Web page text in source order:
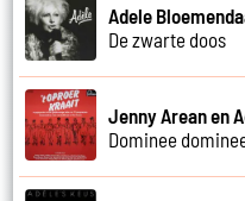
Adele
De zwarte doos
Jenny Arean en
Dominee